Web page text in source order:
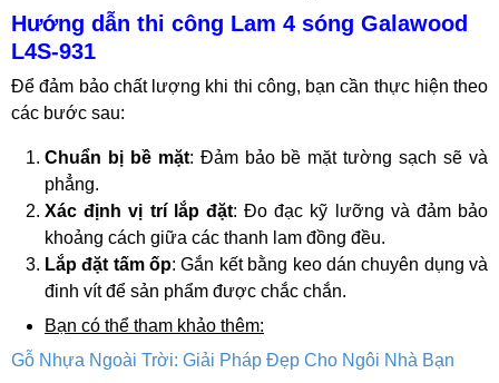
Hướng dẫn thi công Lam 4 sóng Galawood
L4S-931
Để đảm bảo chất lượng khi thi công, bạn cần thực hiện theo
các bước sau:
Chuẩn bị bề mặt: Đảm bảo bề mặt tường sạch sẽ và
phẳng.
Xác định vị trí lắp đặt: Đo đạc kỹ lưỡng và đảm bảo
khoảng cách giữa các thanh lam đồng đều.
Lắp đặt tấm ốp: Gắn kết bằng keo dán chuyên dụng và
đinh vít để sản phẩm được chắc chắn.
Bạn có thể tham khảo thêm:
Gỗ Nhựa Ngoài Trời: Giải Pháp Đẹp Cho Ngôi Nhà Bạn